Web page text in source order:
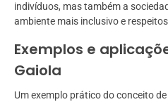
indivíduos, mas também a
ambiente mais inclusivo e
Exemplos e
Gaiola
Um exemplo prático do conceito